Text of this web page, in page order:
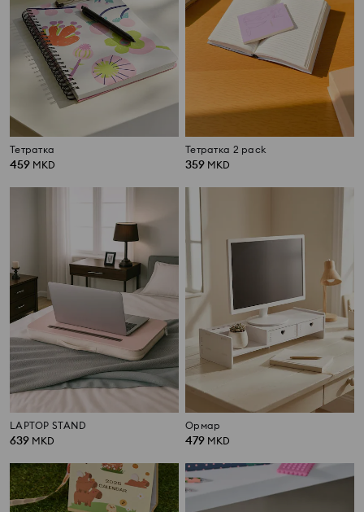
Тетратка
459 MKD
Тетратка 2 pack
359 MKD
LAPTOP STAND
639 MKD
Ормар
479 MKD